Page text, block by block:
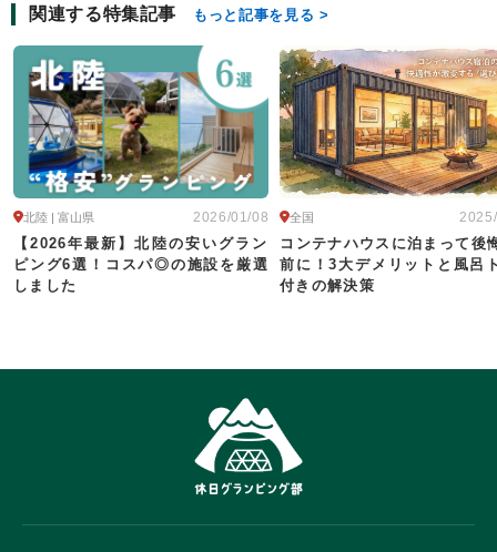
関連する特集記事 もっと記事を見る
2026/01/08
北陸 | 富山県
【2026年最新】北陸の安いグラン
ピング6選！コスパ◎の施設を厳選
しました
全国
コンテナハウスに泊まって後
前に！3大デメリットと風呂
付きの解決策